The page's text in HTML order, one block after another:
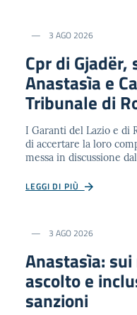
3 AGO 2026
Cpr di
Anastasìa e
Tribunale di
I Garanti del Lazio e di
di accertare la loro
messa in discussione
LEGGI DI PIÙ
3 AGO 2026
Anastasìa:
ascolto e
sanzioni